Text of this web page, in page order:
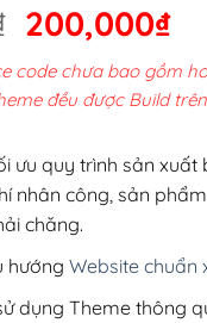
Giá
gốc
là:
2,800,000₫.
200,000₫Giá
code chưa bao gồm
đều được Build
ưu quy trình sản xuất
nhân công, sản
chăng.
hướng Website chuẩn
dụng Theme thông